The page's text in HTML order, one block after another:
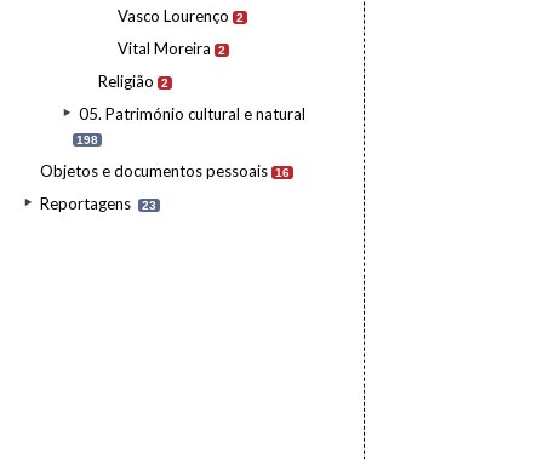
Vasco Lourenço 2
Vital Moreira 2
Religião 2
05. Património cultural e natural
198
Objetos e documentos pessoais 16
Reportagens 23